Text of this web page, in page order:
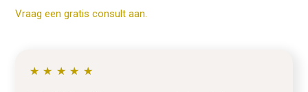
Vraag een gratis consult aan.
★ ★ ★ ★ ★